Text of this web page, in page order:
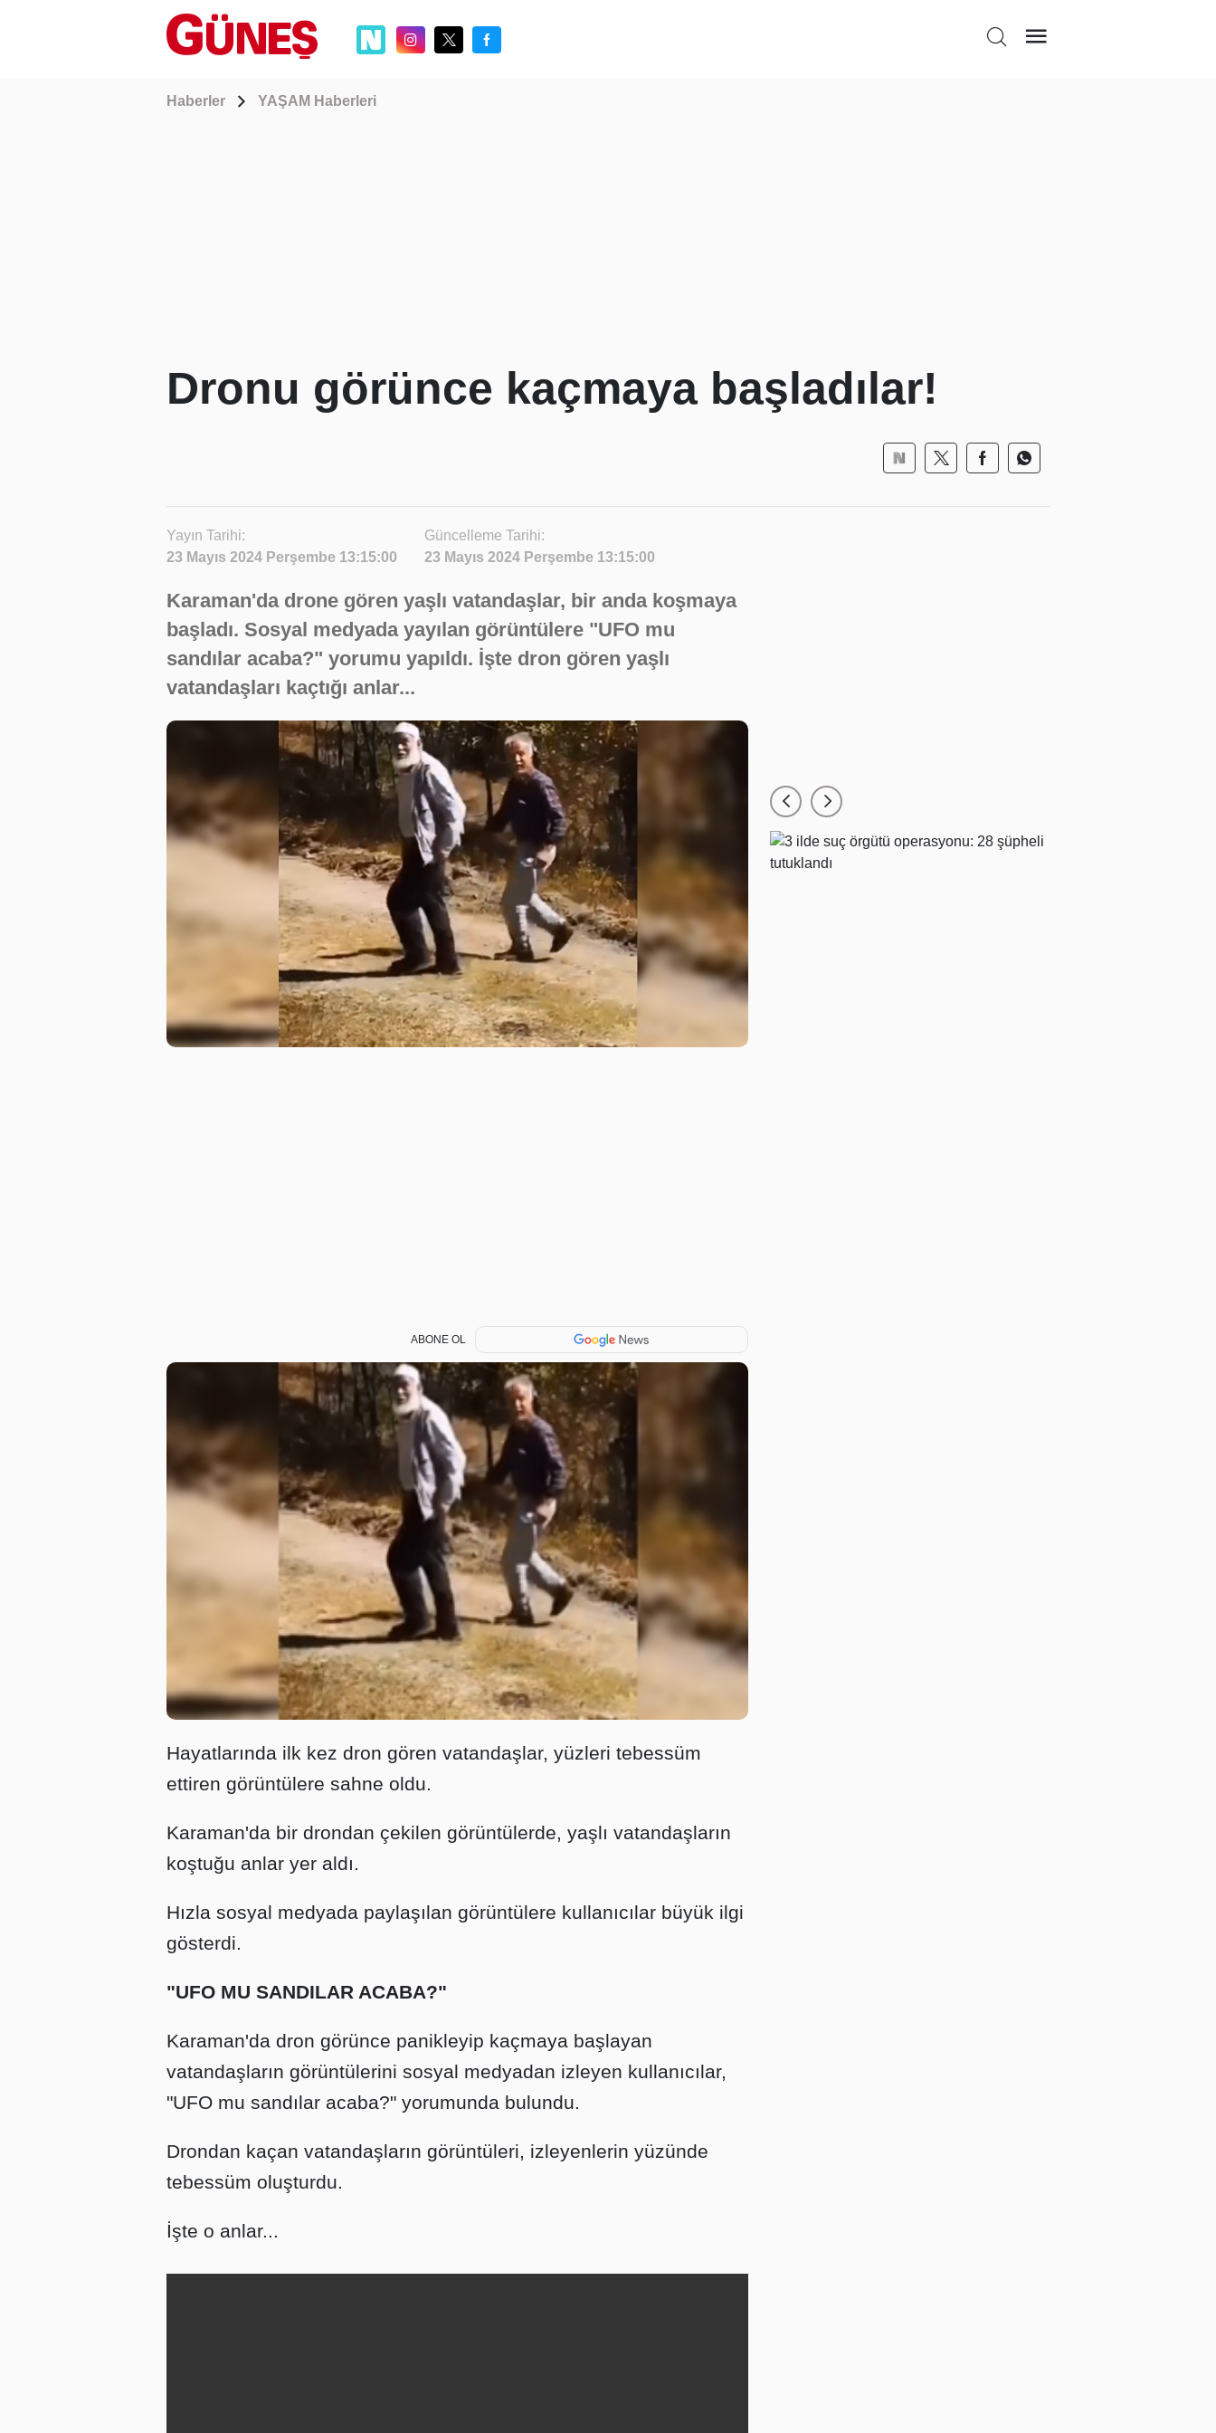
Haberler YAŞAM Haberleri
Dronu görünce kaçmaya başladılar!
Yayın Tarihi:
23 Mayıs 2024 Perşembe 13:15:00
Güncelleme Tarihi:
23 Mayıs 2024 Perşembe 13:15:00
Karaman'da drone gören yaşlı vatandaşlar, bir anda koşmaya
başladı. Sosyal medyada yayılan görüntülere "UFO mu
sandılar acaba?" yorumu yapıldı. İşte dron gören yaşlı
vatandaşları kaçtığı anlar...
ABONE OL
Hayatlarında ilk kez dron gören vatandaşlar, yüzleri tebessüm
ettiren görüntülere sahne oldu.
Karaman'da bir drondan çekilen görüntülerde, yaşlı vatandaşların
koştuğu anlar yer aldı.
Hızla sosyal medyada paylaşılan görüntülere kullanıcılar büyük ilgi
gösterdi.
"UFO MU SANDILAR ACABA?"
Karaman'da dron görünce panikleyip kaçmaya başlayan
vatandaşların görüntülerini sosyal medyadan izleyen kullanıcılar,
"UFO mu sandılar acaba?" yorumunda bulundu.
Drondan kaçan vatandaşların görüntüleri, izleyenlerin yüzünde
tebessüm oluşturdu.
İşte o anlar...